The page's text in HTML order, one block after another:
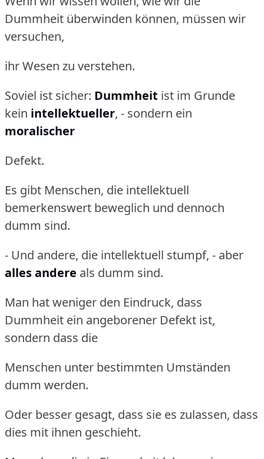
Dummheit überwinden können, müssen wir
versuchen,
ihr Wesen zu verstehen.
Soviel ist sicher: Dummheit ist im Grunde
kein intellektueller, - sondern ein
moralischer
Defekt.
Es gibt Menschen, die intellektuell
bemerkenswert beweglich und dennoch
dumm sind.
- Und andere, die intellektuell stumpf, - aber
alles andere als dumm sind.
Man hat weniger den Eindruck, dass
Dummheit ein angeborener Defekt ist,
sondern dass die
Menschen unter bestimmten Umständen
dumm werden.
Oder besser gesagt, dass sie es zulassen, dass
dies mit ihnen geschieht.